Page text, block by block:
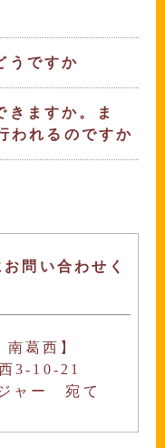
うですか
きますか。ま
われるのですか
問い合わせく
南葛西】
3-10-21
ャー 宛て